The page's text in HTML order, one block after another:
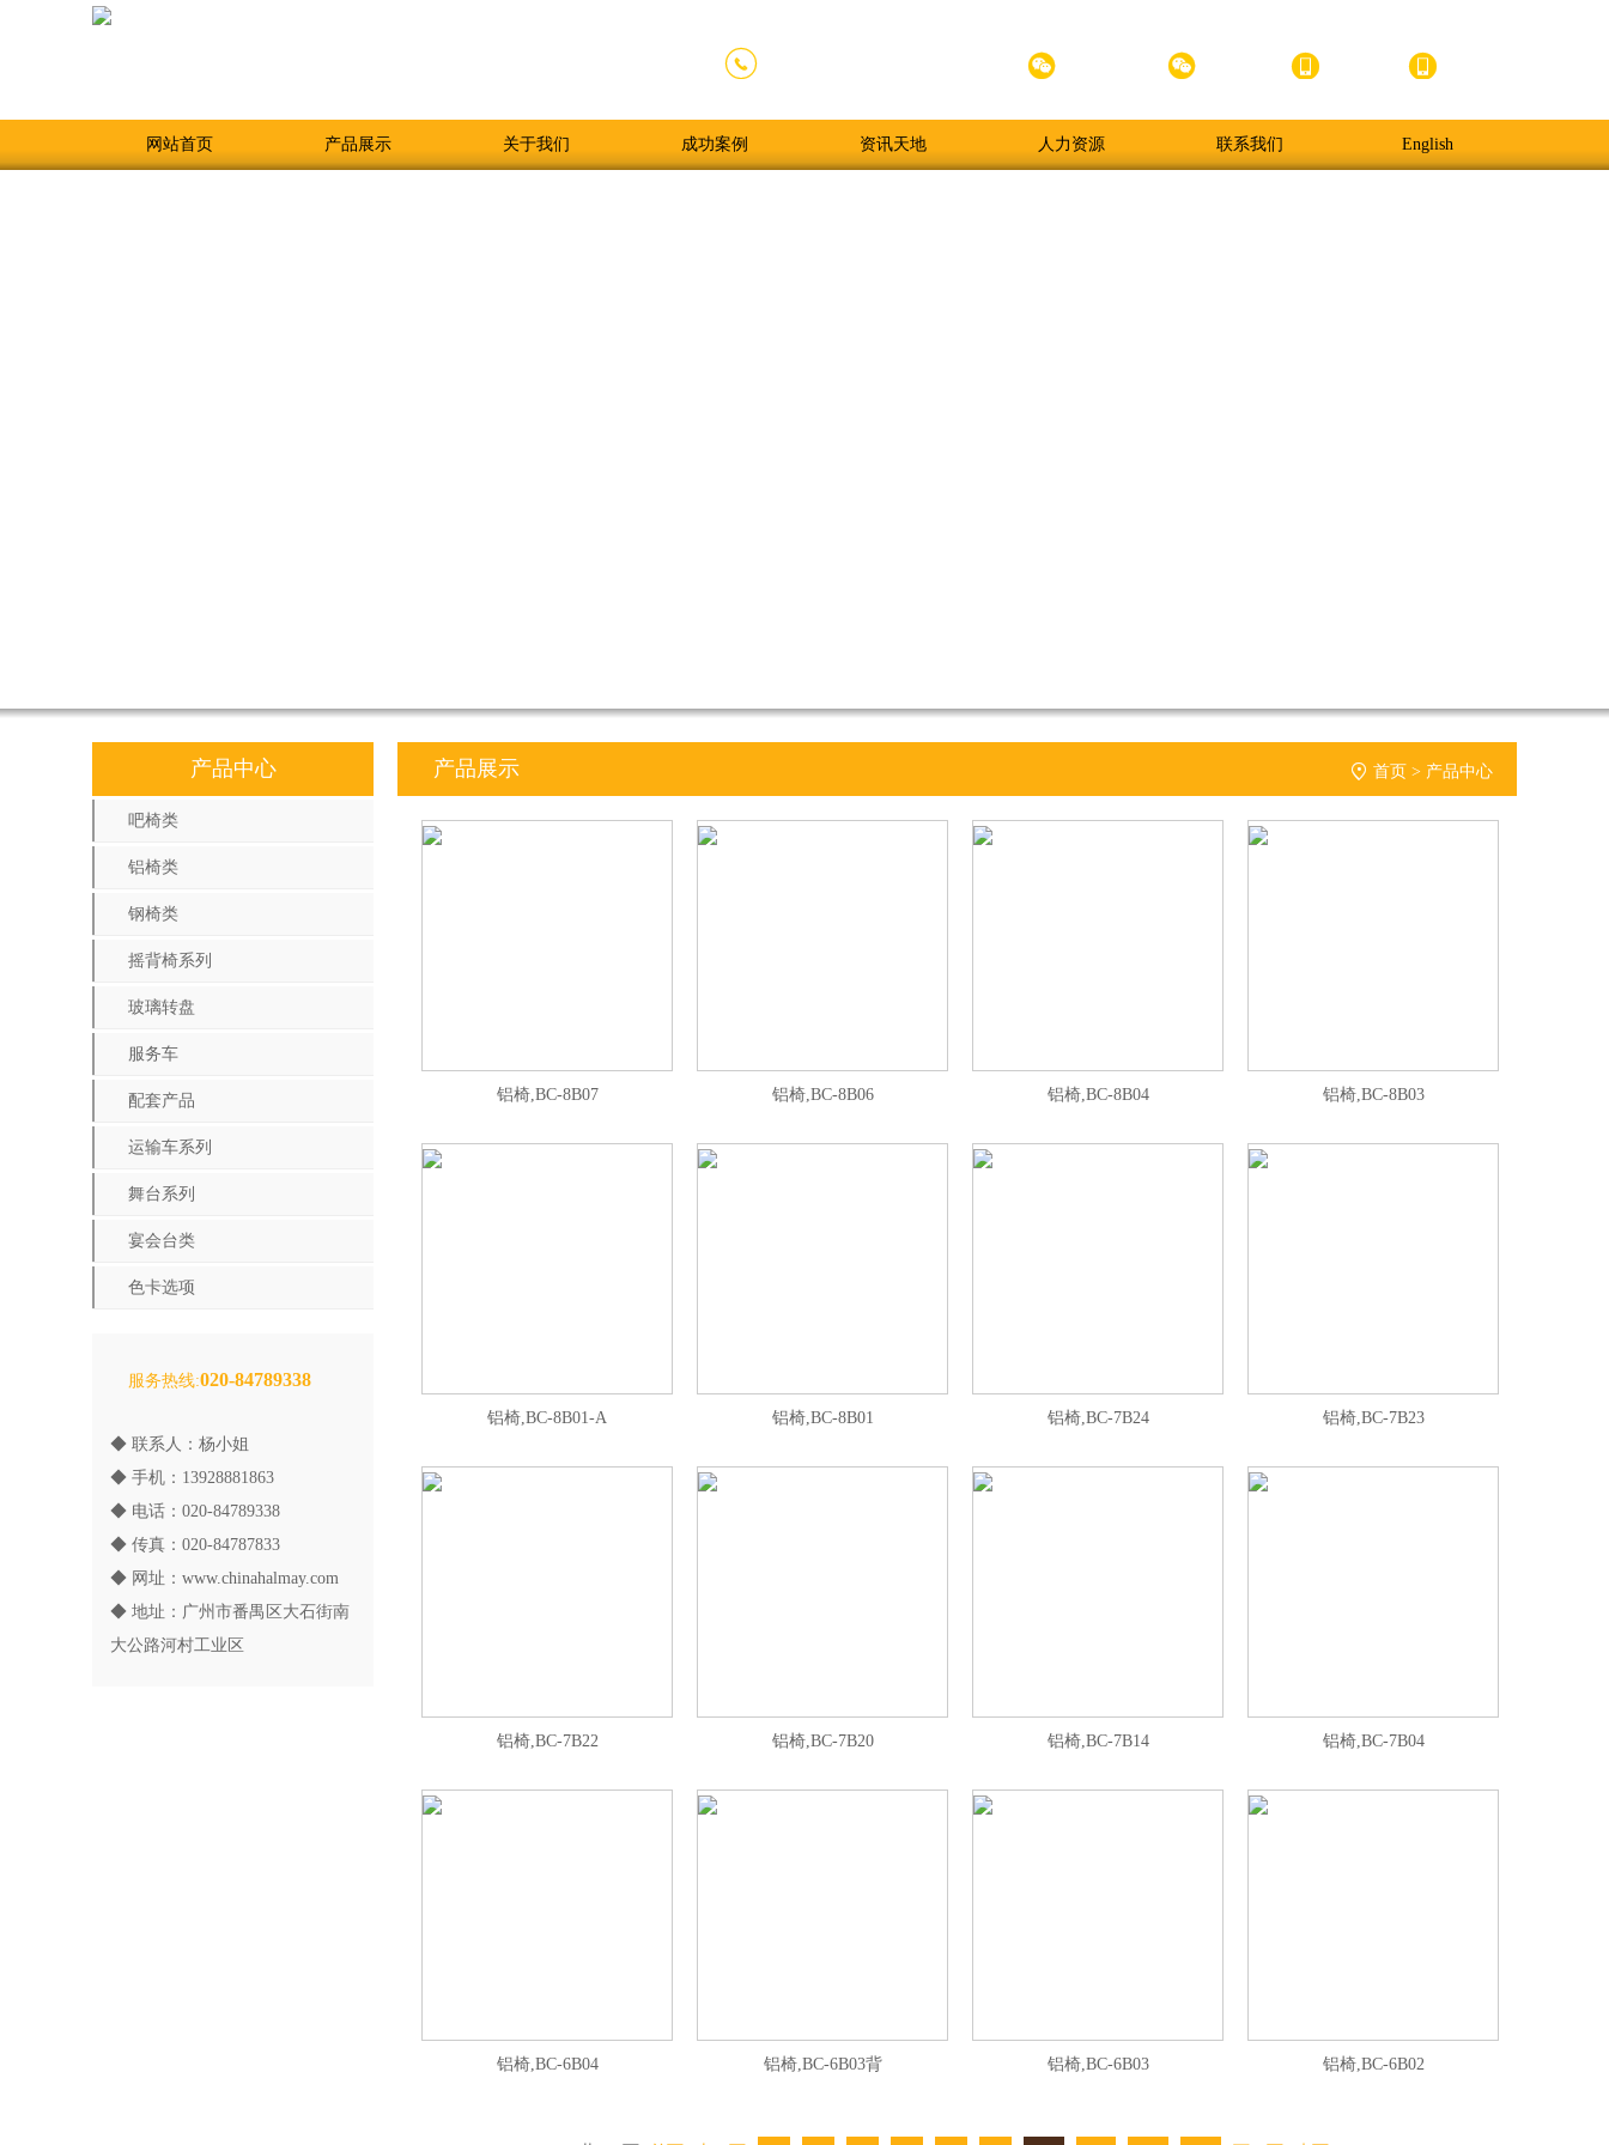
全国服务热线：    
网站首页 产品展示 关于我们 成功案例 资讯天地 人力资源 联系我们 English
产品中心
吧椅类
铝椅类
钢椅类
摇背椅系列
玻璃转盘
服务车
配套产品
运输车系列
舞台系列
宴会台类
色卡选项
服务热线:020-84789338
◆ 联系人：杨小姐
◆ 手机：13928881863
◆ 电话：020-84789338
◆ 传真：020-84787833
◆ 网址： www.chinahalmay.com
◆ 地址：广州市番禺区大石街南
大公路河村工业区
产品展示  首页 > 产品中心
铝椅,BC-8B07 铝椅,BC-8B06 铝椅,BC-8B04 铝椅,BC-8B03
铝椅,BC-8B01-A 铝椅,BC-8B01 铝椅,BC-7B24 铝椅,BC-7B23
铝椅,BC-7B22 铝椅,BC-7B20 铝椅,BC-7B14 铝椅,BC-7B04
铝椅,BC-6B04 铝椅,BC-6B03背 铝椅,BC-6B03 铝椅,BC-6B02